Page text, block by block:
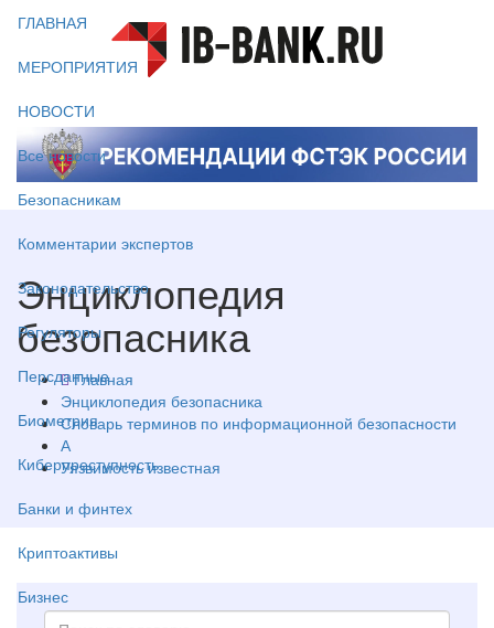
ГЛАВНАЯ
МЕРОПРИЯТИЯ
НОВОСТИ
Все новости
Безопасникам
Комментарии экспертов
Законодательство
Регуляторы
Персданные
Биометрия
Киберпреступность
Банки и финтех
Криптоактивы
Бизнес
Энциклопедия
безопасника
Главная
Энциклопедия безопасника
Словарь терминов по информационной безопасности
А
Уязвимость известная